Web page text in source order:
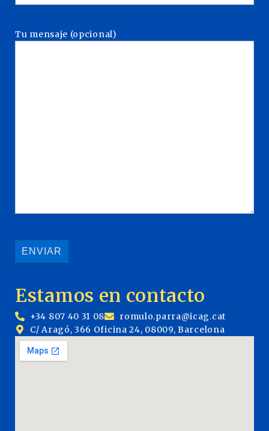
Tu mensaje (opcional)
Estamos en contacto
+34 807 40 31 08
romulo.parra@icag.cat
C/ Aragó, 366 Oficina 24, 08009, Barcelona